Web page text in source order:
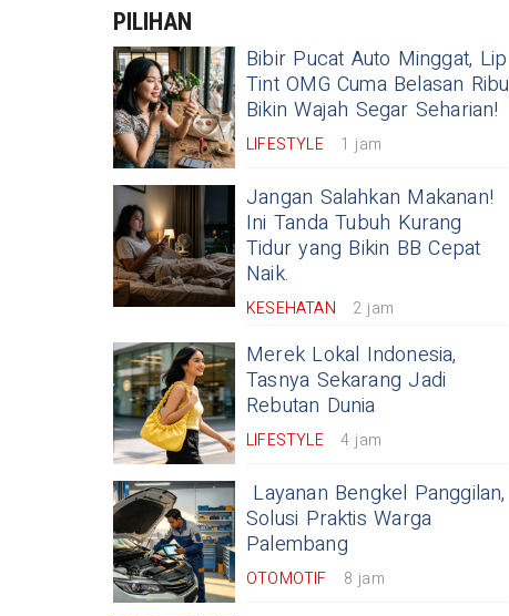
PILIHAN
Bibir Pucat Auto Minggat, Lip
Tint OMG Cuma Belasan Ribu
Bikin Wajah Segar Seharian!
LIFESTYLE 1 jam
Jangan Salahkan Makanan!
Ini Tanda Tubuh Kurang
Tidur yang Bikin BB Cepat
Naik.
KESEHATAN 2 jam
Merek Lokal Indonesia,
Tasnya Sekarang Jadi
Rebutan Dunia
LIFESTYLE 4 jam
Layanan Bengkel Panggilan,
Solusi Praktis Warga
Palembang
OTOMOTIF 8 jam